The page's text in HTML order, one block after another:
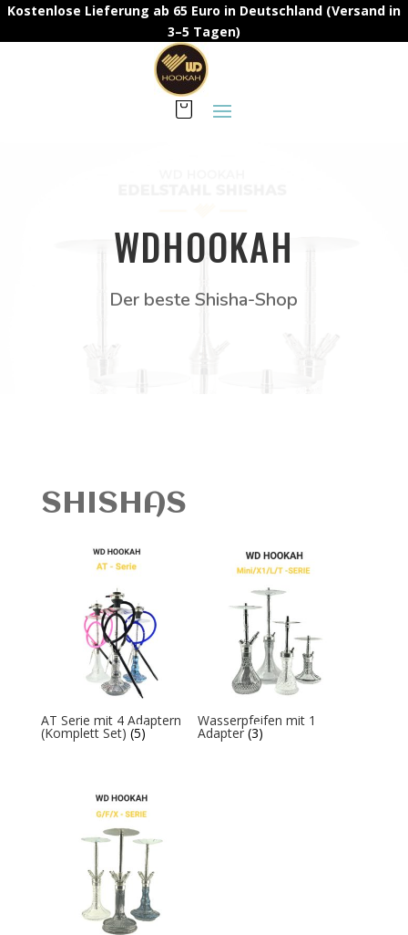
Kostenlose Lieferung ab 65 Euro in Deutschland (Versand in
3–5 Tagen)
WDHOOKAH
Der beste Shisha-Shop
SHISHAS
AT Serie mit 4 Adaptern
(Komplett Set) (5)
Wasserpfeifen mit 1
Adapter (3)